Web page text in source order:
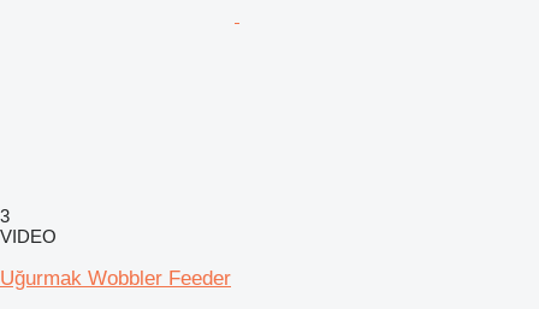
3
VIDEO
Uğurmak Wobbler Feeder